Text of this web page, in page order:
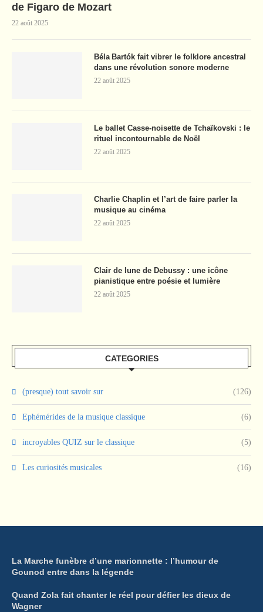
de Figaro de Mozart
22 août 2025
Béla Bartók fait vibrer le folklore ancestral
dans une révolution sonore moderne
22 août 2025
Le ballet Casse-noisette de Tchaïkovski : le
rituel incontournable de Noël
22 août 2025
Charlie Chaplin et l’art de faire parler la
musique au cinéma
22 août 2025
Clair de lune de Debussy : une icône
pianistique entre poésie et lumière
22 août 2025
CATEGORIES
(presque) tout savoir sur (126)
Ephémérides de la musique classique (6)
incroyables QUIZ sur le classique (5)
Les curiosités musicales (16)
La Marche funèbre d’une marionnette : l’humour de
Gounod entre dans la légende
Quand Zola fait chanter le réel pour défier les dieux de
Wagner